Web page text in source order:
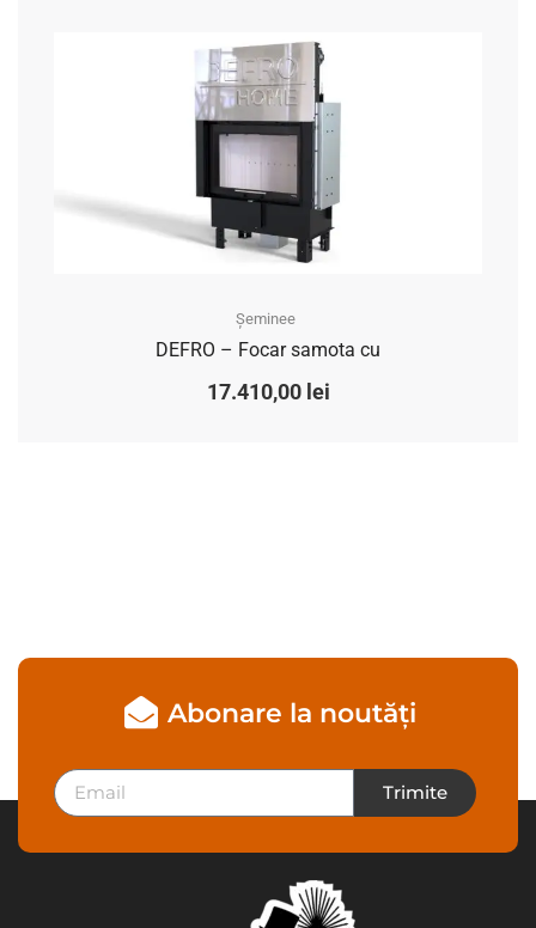
Șeminee
DEFRO – Focar samota cu
17.410,00 lei
Abonare la noutăți
Trimite